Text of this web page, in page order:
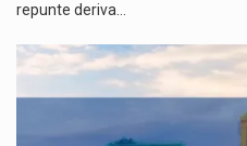
repunte deriva…